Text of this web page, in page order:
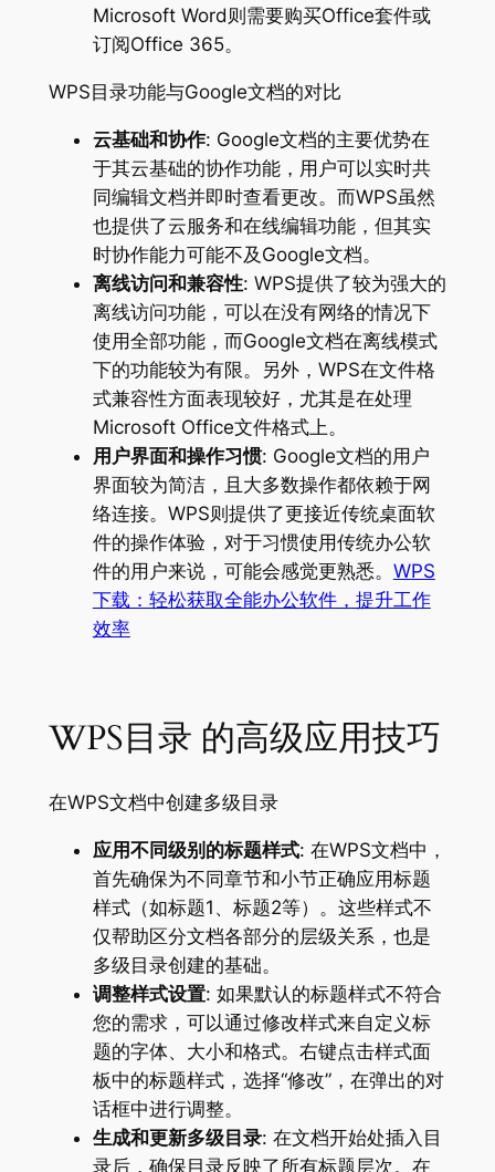
Microsoft Word则需要购买Office套件或
订阅Office 365。
WPS目录功能与Google文档的对比
云基础和协作: Google文档的主要优势在
于其云基础的协作功能，用户可以实时共
同编辑文档并即时查看更改。而WPS虽然
也提供了云服务和在线编辑功能，但其实
时协作能力可能不及Google文档。
离线访问和兼容性: WPS提供了较为强大的
离线访问功能，可以在没有网络的情况下
使用全部功能，而Google文档在离线模式
下的功能较为有限。另外，WPS在文件格
式兼容性方面表现较好，尤其是在处理
Microsoft Office文件格式上。
用户界面和操作习惯: Google文档的用户
界面较为简洁，且大多数操作都依赖于网
络连接。WPS则提供了更接近传统桌面软
件的操作体验，对于习惯使用传统办公软
件的用户来说，可能会感觉更熟悉。 WPS
下载：轻松获取全能办公软件，提升工作
效率
WPS目录 的高级应用技巧
在WPS文档中创建多级目录
应用不同级别的标题样式: 在WPS文档中，
首先确保为不同章节和小节正确应用标题
样式（如标题1、标题2等）。这些样式不
仅帮助区分文档各部分的层级关系，也是
多级目录创建的基础。
调整样式设置: 如果默认的标题样式不符合
您的需求，可以通过修改样式来自定义标
题的字体、大小和格式。右键点击样式面
板中的标题样式，选择“修改”，在弹出的对
话框中进行调整。
生成和更新多级目录: 在文档开始处插入目
录后，确保目录反映了所有标题层次。在